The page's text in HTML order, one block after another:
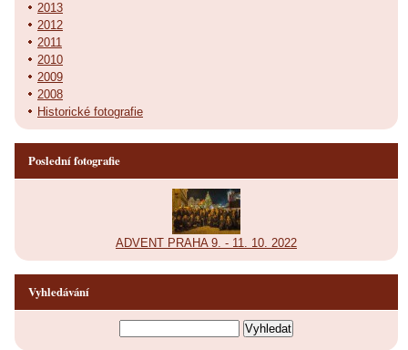
2013
2012
2011
2010
2009
2008
Historické fotografie
Poslední fotografie
ADVENT PRAHA 9. - 11. 10. 2022
Vyhledávání